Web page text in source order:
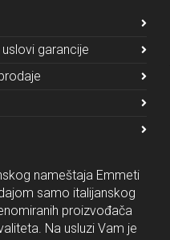
garancije
nameštaja Emmeti
samo italijanskog
proizvođača
Na usluzi Vam je